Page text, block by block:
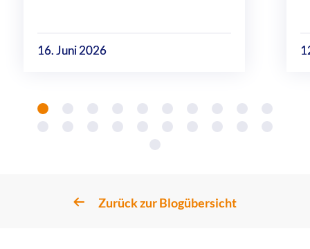
16. Juni 2026
Zurück zur Blogübersicht